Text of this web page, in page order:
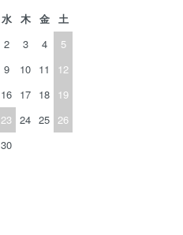
水 木 金
土
2 3 4
5
9 10 11
12
16 17 18
19
23 24 25 26
30